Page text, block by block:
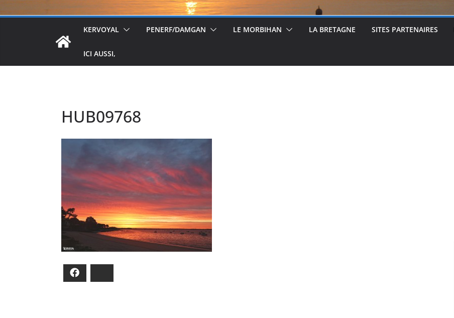
KERVOYAL PENERF/DAMGAN LE MORBIHAN LA BRETAGNE SITES PARTENAIRES
ICI AUSSI,
HUB09768